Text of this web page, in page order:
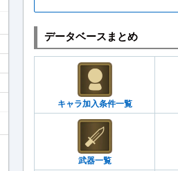
データベースまとめ
キャラ加入条件一覧
武器一覧